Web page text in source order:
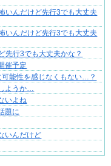
いんだけど先行3でも大丈夫
いんだけど先行3でも大丈夫
行3でも大丈夫かな？
催予定
可能性を感じなくもない…？
ようか…
いよね
題に
いんだけど